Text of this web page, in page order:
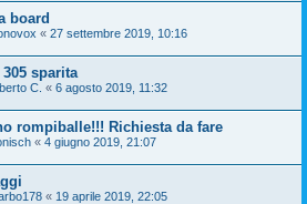
board
« 27 settembre 2019, 10:16
sparita
C. « 6 agosto 2019, 11:32
rompiballe!!! Richiesta da fare
« 4 giugno 2019, 21:07
« 19 aprile 2019, 22:05